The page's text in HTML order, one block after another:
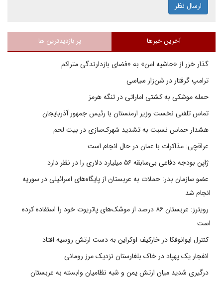
ارسال نظر
آخرین خبرها پر بازدیدترین ها
گذار خزر از «حاشیه امن» به «فضای بازدارندگی متراکم
ترامپ گرفتار در شن‌زار سیاسی
حمله موشکی به کشتی اماراتی در تنگه هرمز
تماس تلفنی نخست وزیر ارمنستان با رئیس جمهور آذربایجان
هشدار حماس نسبت به تشدید شهرک‌سازی در بیت‌ لحم
عراقچی: مذاکرات با عمان در حال انجام است
ژاپن بودجه دفاعی بی‌سابقه ۵۶ میلیارد دلاری را در نظر دارد
عضو سازمان بدر: حملات به عربستان از پایگاه‌های اسرائیلی در سوریه
انجام شد
رویترز: عربستان ۸۶ درصد از موشک‌های پاتریوت خود را استفاده کرده
است
کنترل ایوانوفکا در خارکیف اوکراین به دست ارتش روسیه افتاد
انفجار یک پهپاد در خاک بلغارستان نزدیک مرز رومانی
درگیری شدید میان ارتش یمن و شبه نظامیان وابسته به عربستان